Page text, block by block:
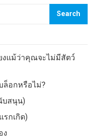
าญที่เหมาะสม โรคงูสวัด
ณ์เบื้องต้นของโรค
ากผู้ติดเชื้อไปยังผู้อื่นที่
สี่ยงต่อโรคอีสุกอีใส
กฏขึ้นในทุกวัย แต่ก็เป็น
า 50 ปีรวมถึงในบุคคลที่
คเอชไอวีหรือการรักษา
งทำงานเพื่อสุขภาพและ
สิ่งที่ท้าทายในการ
จ็บป่วยที่ปรากฏ โดย
และลำไส้และเก็บไว้ใน
ตั้งครรภ์ การเปิดและ
ะการรั่วไหลทางทวาร
ออกจากช่องคลอดมดลูก
ตั้งครรภ์และระบบย่อย
รถนำผู้หญิงไปสู่ปัญหา
วะอวัยวะอาการปวด
สำหรับ I Spy หนึ่งใน
ง (เราทุกคนมีไม่กี่คน)
านสถานีสนามบินและ
Seat – คู่มือสำหรับ
ลังจากโอเว่นอายุ
าบานว่าจะซื้อที่นั่งของ
ราบินไปกับเขาและเรา
นอายุ 21…
Search
งแม้ว่าคุณจะไม่มีสัตว์
อกหรือไม่?
บสนุน)
รกเกิด)
ง